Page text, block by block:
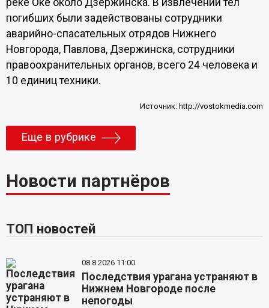
погибших были задействованы сотрудники
аварийно-спасательных отрядов Нижнего
Новгорода, Павлова, Дзержинска, сотрудники
правоохранительных органов, всего 24 человека и
10 единиц техники.
Источник: http://vostokmedia.com
Еще в рубрике
Новости партнёров
ТОП новостей
08.8.2026 11:00
Последствия урагана устраняют в
Нижнем Новгороде после
непогоды